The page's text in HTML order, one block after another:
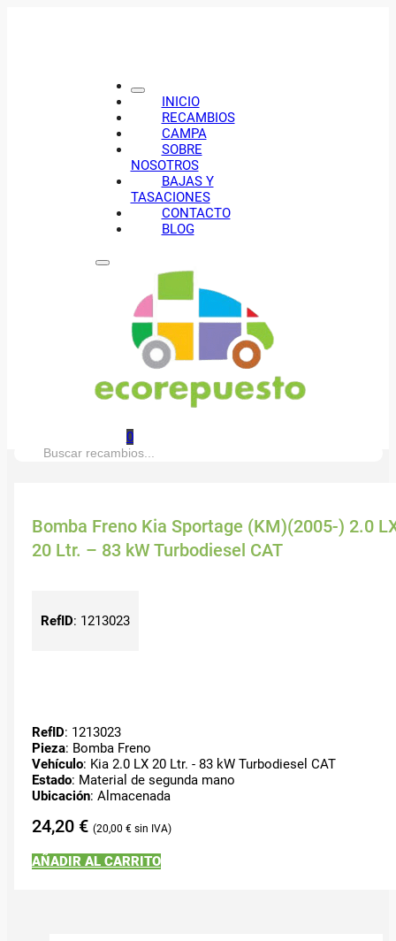
INICIO
RECAMBIOS
CAMPA
SOBRE
NOSOTROS
BAJAS Y
TASACIONES
CONTACTO
BLOG
0
Buscar:
Bomba Freno Kia Sportage (KM)(2005-) 2.0
20 Ltr. – 83 kW Turbodiesel CAT
RefID: 1213023
RefID: 1213023
Pieza: Bomba Freno
Vehículo: Kia 2.0 LX 20 Ltr. - 83 kW Turbodiesel CAT
Estado: Material de segunda mano
Ubicación: Almacenada
24,20 € 20,00 €
AÑADIR AL CARRITO